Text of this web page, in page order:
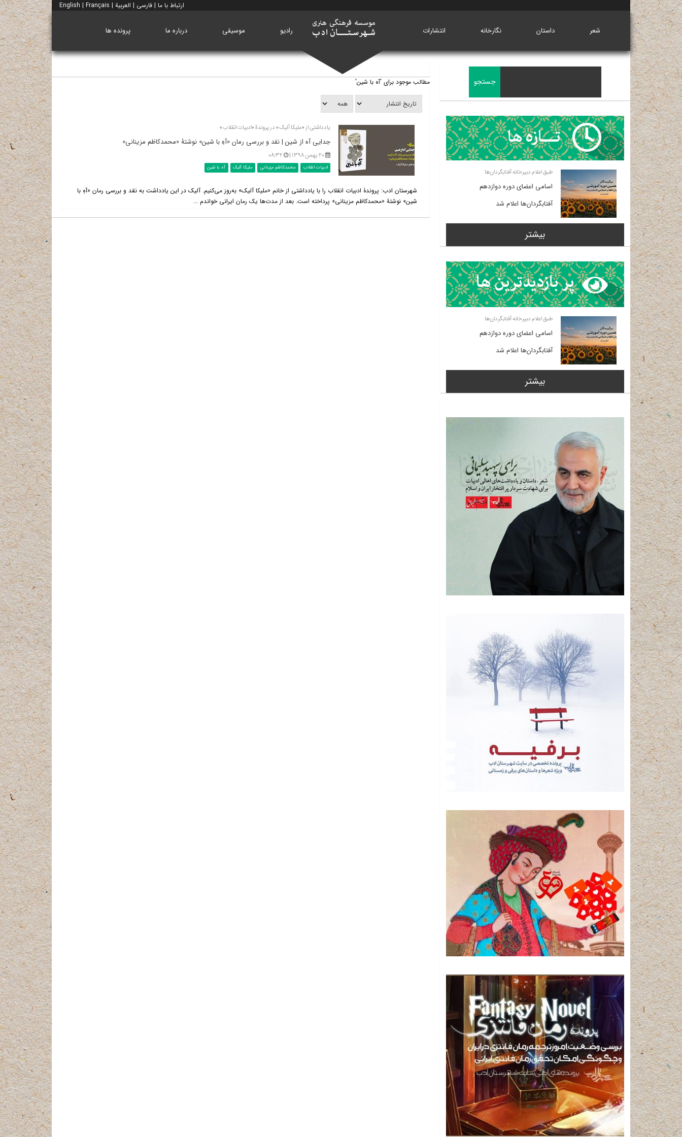
ارتباط با ما | فارسی | العربية |
English | Français
شعر داستان نگارخانه انتشارات خانه رادیو موسیقی درباره ما پرونده ها
مطالب موجود برای 'آه با شین'
یادداشتی از «ملیکا آلیک» در پروندۀ «ادبیات انقلاب»
جدایی آه از شین | نقد و بررسی رمان «آهِ با شین» نوشتۀ «محمدکاظم مزینانی»
۲۰ بهمن ۱۳۹۸ | ۰۸:۳۲
ادبیات انقلاب محمدکاظم مزینانی ملیکا آلیک آه با شین
شهرستان ادب: پروندۀ ادبیات انقلاب را با یادداشتی از خانم «ملیکا آلیک» به‌روز می‌کنیم. آلیک در این یادداشت به نقد و بررسی رمان «آهِ با
شین» نوشتۀ «محمدکاظم مزینانی» پرداخته است. بعد از مدت‌ها یک رمان ایرانی خواندم ...
طبق اعلام دبیرخانه آفتابگردان‌ها
اسامی اعضای دوره دوازدهم
آفتابگردان‌ها اعلام شد
بیشتر
طبق اعلام دبیرخانه آفتابگردان‌ها
اسامی اعضای دوره دوازدهم
آفتابگردان‌ها اعلام شد
بیشتر